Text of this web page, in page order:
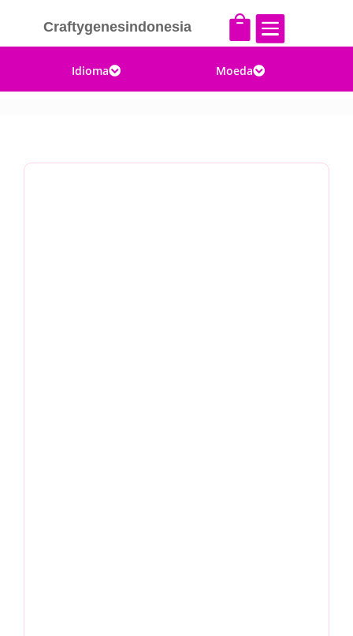
Craftygenesindonesia  
Idioma Moeda